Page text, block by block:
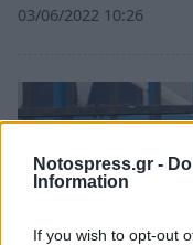
Notospress.gr -
Information
If you wish to opt-out
03/06/2022 10:26